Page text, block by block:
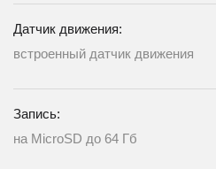
Датчик движения:
встроенный датчик движения
Запись:
на MicroSD до 64 Гб